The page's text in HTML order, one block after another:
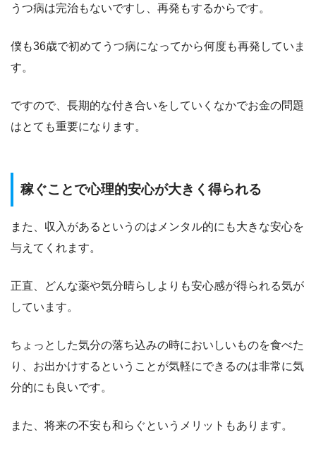
うつ病は完治もないですし、再発もするからです。
僕も36歳で初めてうつ病になってから何度も再発していま
す。
ですので、長期的な付き合いをしていくなかでお金の問題
はとても重要になります。
稼ぐことで心理的安心が大きく得られる
また、収入があるというのはメンタル的にも大きな安心を
与えてくれます。
正直、どんな薬や気分晴らしよりも安心感が得られる気が
しています。
ちょっとした気分の落ち込みの時においしいものを食べた
り、お出かけするということが気軽にできるのは非常に気
分的にも良いです。
また、将来の不安も和らぐというメリットもあります。